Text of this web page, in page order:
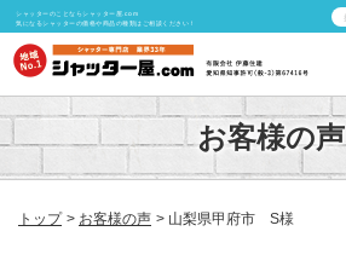
シャッターのことならシャッター屋.com
気になるシャッターの価格や商品の種類はご相談ください！
お客様の声
トップ お客様の声 山梨県甲府市 S様